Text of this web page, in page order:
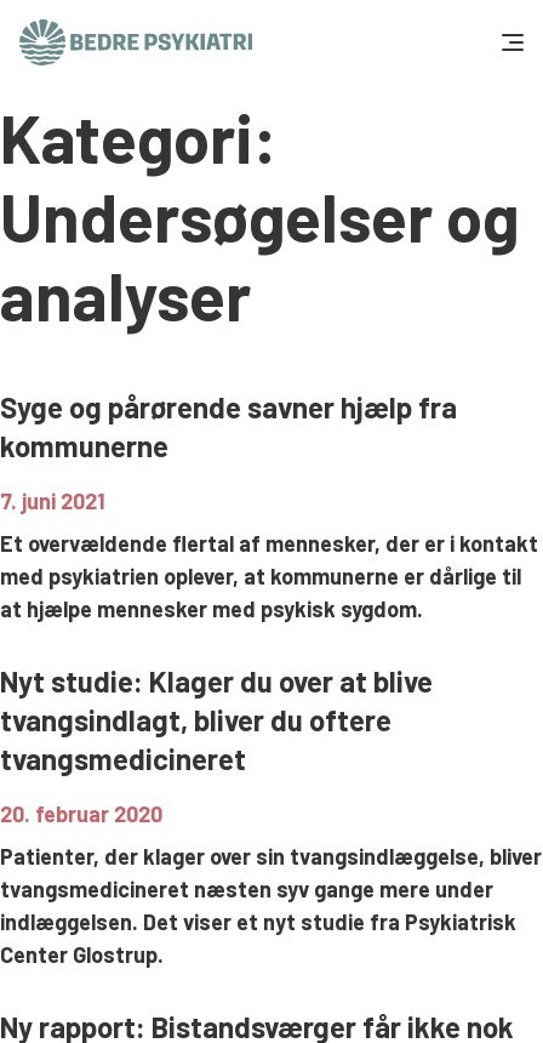
Få hjælp
Vær med
Presse og politik
Søg
Kategori:
Undersøgelser og
analyser
Syge og pårørende savner hjælp fra
kommunerne
7. juni 2021
Et overvældende flertal af mennesker, der er i kontakt
med psykiatrien oplever, at kommunerne er dårlige til
at hjælpe mennesker med psykisk sygdom.
Nyt studie: Klager du over at blive
tvangsindlagt, bliver du oftere
tvangsmedicineret
20. februar 2020
Patienter, der klager over sin tvangsindlæggelse, bliver
tvangsmedicineret næsten syv gange mere under
indlæggelsen. Det viser et nyt studie fra Psykiatrisk
Center Glostrup.
Ny rapport: Bistandsværger får ikke nok